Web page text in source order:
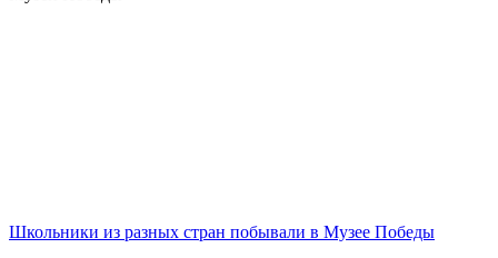
Школьники из разных стран побывали в Музее Победы